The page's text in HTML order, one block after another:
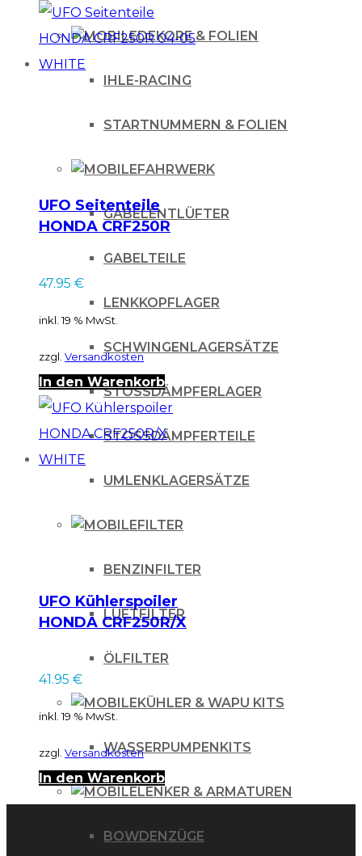
DEKORE & FOLIEN
IHLE-RACING
STARTNUMMERN & FOLIEN
FAHRWERK
GABELENTLÜFTER
GABELTEILE
LENKKOPFLAGER
SCHWINGENLAGERSÄTZE
STOSSDÄMPFERLAGER
STOSSDÄMPFERTEILE
UMLENKLAGERSÄTZE
FILTER
BENZINFILTER
LUFTFILTER
ÖLFILTER
KÜHLER & WAPU KITS
WASSERPUMPENKITS
LENKER & ARMATUREN
BOWDENZÜGE
UFO Seitenteile
HONDA CRF250R
47.95 €
inkl. 19 % MwSt.
zzgl. Versandkosten
In den Warenkorb
UFO Kühlerspoiler
HONDA CRF250R/X
41.95 €
inkl. 19 % MwSt.
zzgl. Versandkosten
In den Warenkorb